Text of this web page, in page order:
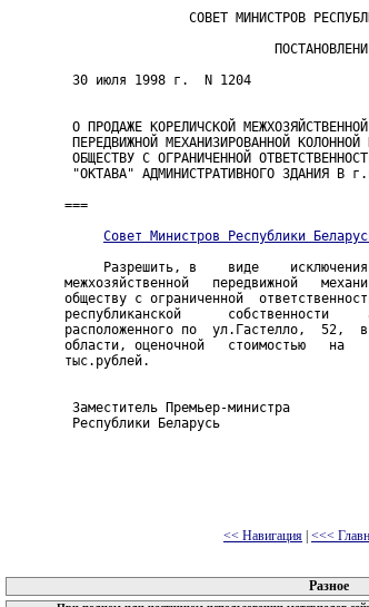
СОВЕТ МИНИСТРОВ
30 июля 1998 г.  N 1204
О ПРОДАЖЕ КОРЕЛИЧСКОЙ МЕЖХОЗЯЙСТВЕННОЙ
ПЕРЕДВИЖНОЙ МЕХАНИЗИРОВАННОЙ КОЛОННОЙ
ОБЩЕСТВУ С ОГРАНИЧЕННОЙ
"ОКТАВА" АДМИНИСТРАТИВНОГО ЗДАНИЯ В
===
Совет Министров Республики
Разрешить, в    виде
межхозяйственной   передвижной
обществу с ограниченной
республиканской      собственности
расположенного по  ул.Гастелло,  52,
области, оценочной   стоимостью   на
тыс.рублей.
Заместитель Премьер-министра
Республики Беларусь
<< Навигация <<<
Разное